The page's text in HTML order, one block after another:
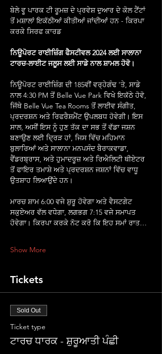
ਬੇਲੇ ਵੂ ਪਾਰਕ ਟੀ ਰੂਮਜ਼ ਦੇ ਪ੍ਰਵੇਸ਼ ਦੁਆਰ ਦੇ ਕੋਲ ਟੈਂਟਾਂ
ਤੋਂ ਮਸ਼ਾਲਾਂ ਇਕੱਠੀਆਂ ਕੀਤੀਆਂ ਜਾਂਦੀਆਂ ਹਨ - ਕਿਰਪਾ
ਕਰਕੇ ਸਿਰਫ ਕਾਰਡ
ਨਿਊਪੋਰਟ ਰਾਈਜ਼ਿੰਗ ਫੈਸਟੀਵਲ 2024 ਲਈ ਸਾਲਾਨਾ
ਟਾਰਚ-ਲਾਈਟ ਜਲੂਸ ਲਈ ਸਾਡੇ ਨਾਲ ਸ਼ਾਮਲ ਹੋਵੋ।
ਨਿਊਪੋਰਟ ਰਾਈਜ਼ਿੰਗ ਦੀ 185ਵੀਂ ਵਰ੍ਹੇਗੰਢ 'ਤੇ, ਸਾਡੇ
ਨਾਲ 4:30 PM ਤੋਂ Belle Vue Park ਵਿਖੇ ਇਕੱਠੇ ਹੋਵੋ,
ਜਿੱਥੇ Belle Vue Tea Rooms ਤੋਂ ਲਾਈਵ ਸੰਗੀਤ,
ਪ੍ਰਦਰਸ਼ਨ ਅਤੇ ਰਿਫਰੈਸ਼ਮੈਂਟ ਉਪਲਬਧ ਹੋਵੇਗੀ। ਇਸ
ਸਾਲ, ਅਸੀਂ ਇਸ ਨੂੰ ਹੁਣ ਤੱਕ ਦਾ ਸਭ ਤੋਂ ਵੱਡਾ ਜਸ਼ਨ
ਬਣਾਉਣ ਲਈ ਦ੍ਰਿੜ ਹਾਂ, ਜਿਸ ਵਿੱਚ ਮਹਿਮਾਨ
ਬੁਲਾਰਿਆਂ ਅਤੇ ਸਾਲਾਨਾ ਮਨਪਸੰਦ ਬੈਰਾਕਵਾਡਾ,
ਵੈਂਡਰਬ੍ਰਾਸ, ਅਤੇ ਹੁਮਾਦਰੂਜ਼ ਅਤੇ ਰਿਐਲਿਟੀ ਥੀਏਟਰ
ਤੋਂ ਫਾਇਰ ਤਮਾਸ਼ੇ ਅਤੇ ਪ੍ਰਦਰਸ਼ਨ ਜਸ਼ਨਾਂ ਵਿੱਚ ਵਾਧੂ
ਉਤਸ਼ਾਹ ਲਿਆਉਂਦੇ ਹਨ।
ਮਾਰਚ ਸ਼ਾਮ 6:00 ਵਜੇ ਸ਼ੁਰੂ ਹੋਵੇਗਾ ਅਤੇ ਵੈਸਟਗੇਟ
ਸਕੁਏਅਰ ਵੱਲ ਵਧੇਗਾ, ਲਗਭਗ 7:15 ਵਜੇ ਸਮਾਪਤ
ਹੋਵੇਗਾ। ਕਿਰਪਾ ਕਰਕੇ ਨੋਟ ਕਰੋ ਕਿ ਇਹ ਸਮਾਂ ਰਾਤ…
Show More
Tickets
Sold Out
Ticket type
ਟਾਰਚ ਧਾਰਕ - ਸ਼ੁਰੂਆਤੀ ਪੰਛੀ